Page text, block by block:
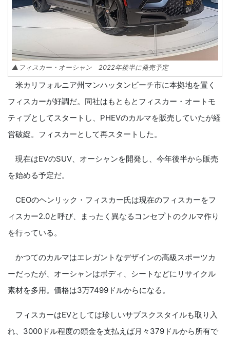
▲フィスカー・オーシャン 2022年後半に発売予定
米カリフォルニア州マンハッタンビーチ市に本拠地を置く
フィスカーが好調だ。同社はもともとフィスカー・オートモ
ティブとしてスタートし、PHEVのカルマを販売していたが経
営破綻。フィスカーとして再スタートした。
現在はEVのSUV、オーシャンを開発し、今年後半から販売
を始める予定だ。
CEOのヘンリック・フィスカー氏は現在のフィスカーをフ
ィスカー2.0と呼び、まったく異なるコンセプトのクルマ作り
を行っている。
かつてのカルマはエレガントなデザインの高級スポーツカ
ーだったが、オーシャンはボディ、シートなどにリサイクル
素材を多用。価格は3万7499ドルからになる。
フィスカーはEVとしては珍しいサブスクスタイルも取り入
れ、3000ドル程度の頭金を支払えば月々379ドルから所有で